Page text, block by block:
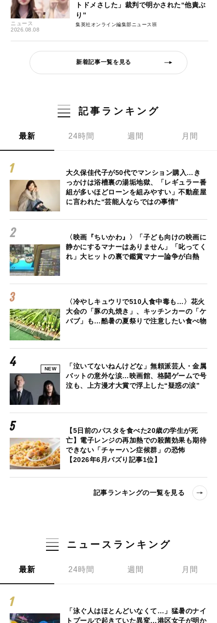
ニュース
2026.08.08
トドメさした」裁判で明かされた“他責ぶ
り”
集英社オンライン編集部ニュース班
新着記事一覧を見る
記事ランキング
最新 24時間 週間 月間
大久保佳代子が50代でマンション購入…き
っかけは浴槽裏の湯垢地獄、「レギュラー番
組が多いほどローンを組みやすい」不動産屋
に言われた“芸能人ならではの事情”
〈映画『ちいかわ』〉「子ども向けの映画に
静かにするマナーはありません」「叱ってく
れ」大ヒットの裏で鑑賞マナー論争が白熱
〈冷やしキュウリで510人食中毒も…〉花火
大会の「豚の丸焼き」、キッチンカーの「ケ
バブ」も…酷暑の夏祭りで注意したい食べ物
NEW
「泣いてないねんけどな」無頼派芸人・金属
バットの意外な涙…映画館、格闘ゲームで号
泣も、上方漫才大賞で浮上した“疑惑の涙”
【5日前のパスタを食べた20歳の学生が死
亡】電子レンジの再加熱での殺菌効果も期待
できない「チャーハン症候群」の恐怖
【2026年6月バズり記事1位】
記事ランキングの一覧を見る
ニュースランキング
最新 24時間 週間 月間
「泳ぐ人はほとんどいなくて…」猛暑のナイ
トプールで起きていた異変…港区女子が明か